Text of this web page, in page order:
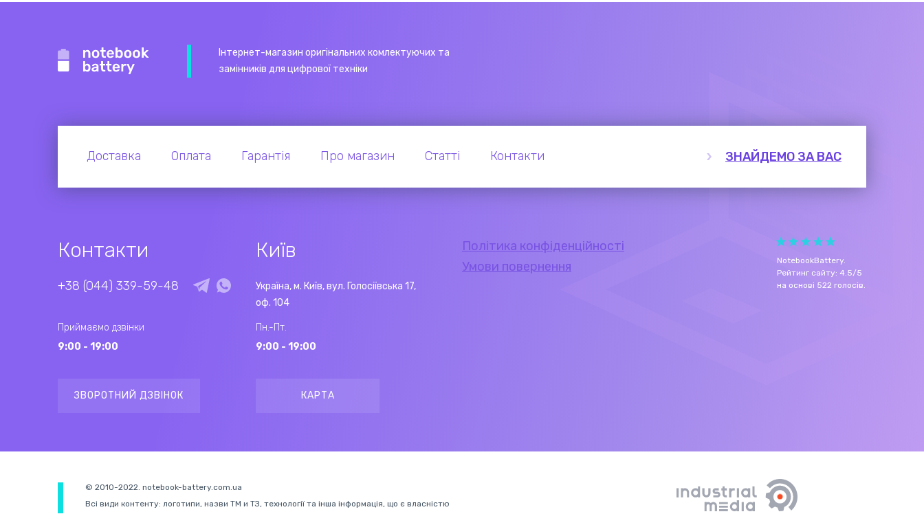
Інтернет-магазин оригінальних комлектуючих та
замінників для цифрової техніки
Доставка Оплата Гарантія Про магазин Статті Контакти ЗНАЙДЕМО ЗА ВАС
Контакти
+38 (044) 339-59-48
Приймаємо дзвінки
9:00 - 19:00
ЗВОРОТНИЙ ДЗВІНОК
Київ
Україна, м. Київ, вул. Голосіївська 17,
оф. 104
Пн.-Пт.
9:00 - 19:00
КАРТА
Політика конфіденційності
Умови повернення
NotebookBattery.
Рейтинг сайту: 4.5/5
на основі 522 голосів.
© 2010-2022. notebook-battery.com.ua
Всі види контенту: логотипи, назви ТМ и ТЗ, технології та інша інформація, що є власністю